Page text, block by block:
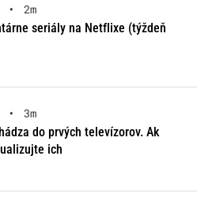
•
2m
seriály na Netflixe (týždeň
•
3m
do prvých televízorov. Ak
ich